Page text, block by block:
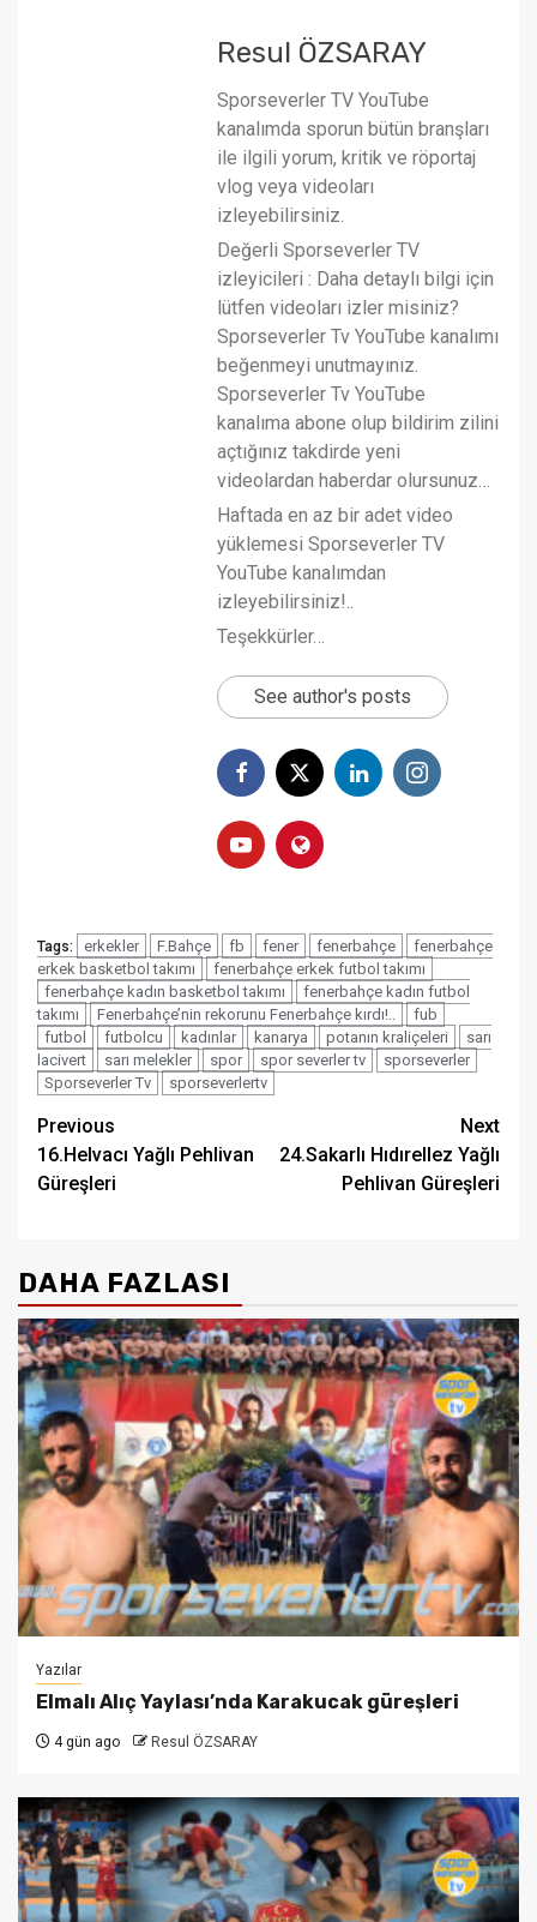
Resul ÖZSARAY
Sporseverler TV YouTube
kanalımda sporun bütün branşları
ile ilgili yorum, kritik ve röportaj
vlog veya videoları
izleyebilirsiniz.
Değerli Sporseverler TV
izleyicileri : Daha detaylı bilgi için
lütfen videoları izler misiniz?
Sporseverler Tv YouTube kanalımı
beğenmeyi unutmayınız.
Sporseverler Tv YouTube
kanalıma abone olup bildirim zilini
açtığınız takdirde yeni
videolardan haberdar olursunuz…
Haftada en az bir adet video
yüklemesi Sporseverler TV
YouTube kanalımdan
izleyebilirsiniz!..
Teşekkürler…
See author's posts
Tags: erkekler F.Bahçe fb fener fenerbahçe
fenerbahçe
erkek basketbol takımı
fenerbahçe erkek futbol takımı
fenerbahçe kadın basketbol takımı
fenerbahçe kadın futbol
takımı
Fenerbahçe’nin rekorunu Fenerbahçe kırdı!..
fub
futbol
futbolcu kadınlar kanarya potanın kraliçeleri
sarı
lacivert
sarı melekler spor spor severler tv
sporseverler
Sporseverler Tv
sporseverlertv
Post
navigation
Previous
16.Helvacı Yağlı Pehlivan
Güreşleri
Next
24.Sakarlı Hıdırellez Yağlı
Pehlivan Güreşleri
DAHA FAZLASI
Yazılar
Elmalı Alıç Yaylası’nda Karakucak güreşleri
4 gün ago Resul ÖZSARAY